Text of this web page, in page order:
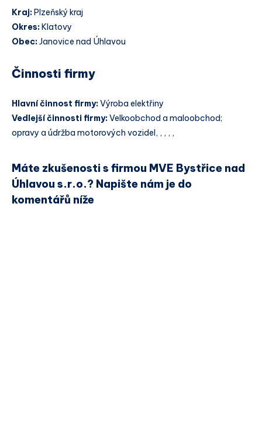
Kraj: Plzeňský kraj
Okres: Klatovy
Obec:Janovice nad Úhlavou
Činnosti firmy
Hlavní činnost firmy:Výroba elektřiny
Vedlejší činnosti firmy:Velkoobchod a maloobchod;
opravy a údržba motorových vozidel, , , , ,
Máte zkušenosti s firmou MVE Bystřice nad
Úhlavou s.r.o.? Napište nám je do
komentářů níže